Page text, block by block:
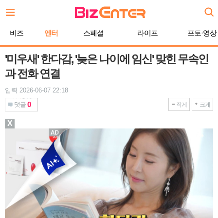
문
비즈 엔터 스페셜 라이프 포토·영상
'미우새' 한다감, '늦은 나이에 임신' 맞힌 무속인
과 전화 연결
입력 2026-06-07 22:18
댓글 0 작게 크게
X